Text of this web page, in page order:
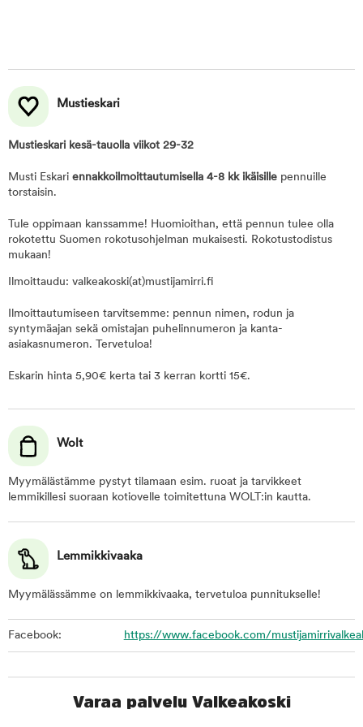
Mustieskari
Mustieskari kesä-tauolla viikot 29-32
Musti Eskari ennakkoilmoittautumisella 4-8 kk ikäisille pennuille
torstaisin.
Tule oppimaan kanssamme! Huomioithan, että pennun tulee olla
rokotettu Suomen rokotusohjelman mukaisesti. Rokotustodistus
mukaan!
Ilmoittaudu: valkeakoski(at)mustijamirri.fi
Ilmoittautumiseen tarvitsemme: pennun nimen, rodun ja
syntymäajan sekä omistajan puhelinnumeron ja kanta-
asiakasnumeron. Tervetuloa!
Eskarin hinta 5,90€ kerta tai 3 kerran kortti 15€.
Wolt
Myymälästämme pystyt tilamaan esim. ruoat ja tarvikkeet
lemmikillesi suoraan kotiovelle toimitettuna WOLT:in kautta.
Lemmikkivaaka
Myymälässämme on lemmikkivaaka, tervetuloa punnitukselle!
Facebook: https://www.facebook.com/
Varaa palvelu Valkeakoski